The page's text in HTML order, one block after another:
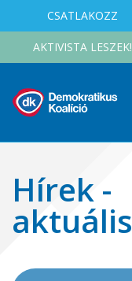
CSATLAKOZZ
AKTIVISTA LESZEK!
Hírek -
aktuális